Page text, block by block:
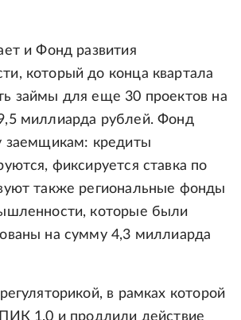
и Фонд развития
который до конца квартала
займы для еще 30 проектов на
миллиарда рублей. Фонд
заемщикам: кредиты
фиксируется ставка по
также региональные фонды
которые были
на сумму 4,3 миллиарда
в рамках которой
1.0 и продлили действие